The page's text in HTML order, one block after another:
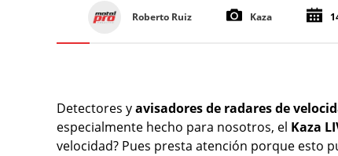
Roberto Ruiz Kaza
Detectores yavisadores de radares de
especialmente hecho para nosotros, el Kaza
velocidad? Pues presta atención porque esto